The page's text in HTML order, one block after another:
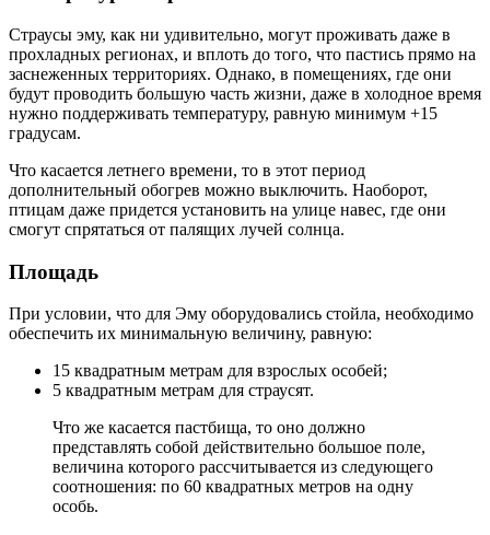
Страусы эму, как ни удивительно, могут проживать даже в
прохладных регионах, и вплоть до того, что пастись прямо на
заснеженных территориях. Однако, в помещениях, где они
будут проводить большую часть жизни, даже в холодное время
нужно поддерживать температуру, равную минимум +15
градусам.
Что касается летнего времени, то в этот период
дополнительный обогрев можно выключить. Наоборот,
птицам даже придется установить на улице навес, где они
смогут спрятаться от палящих лучей солнца.
Площадь
При условии, что для Эму оборудовались стойла, необходимо
обеспечить их минимальную величину, равную:
15 квадратным метрам для взрослых особей;
5 квадратным метрам для страусят.
Что же касается пастбища, то оно должно
представлять собой действительно большое поле,
величина которого рассчитывается из следующего
соотношения: по 60 квадратных метров на одну
особь.